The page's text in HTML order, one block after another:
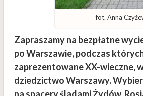
fot. Anna
Zapraszamy na bezpłatne
po Warszawie, podczas
zaprezentowane XX-wieczne,
dziedzictwo Warszawy.